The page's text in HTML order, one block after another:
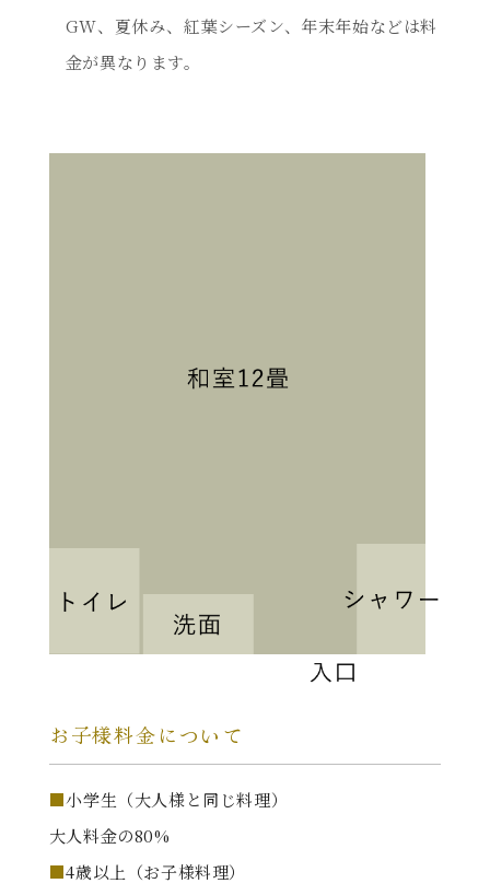
GW、夏休み、紅葉シーズン、年末年始などは料
金が異なります。
お子様料金について
小学生（大人様と同じ料理）
大人料金の80%
4歳以上（お子様料理）